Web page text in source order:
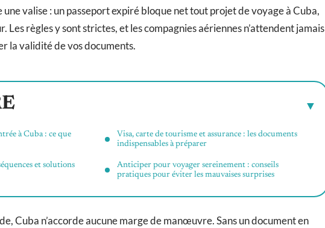
valise : un passeport expiré bloque net tout projet de voyage à Cuba,
Les règles y sont strictes, et les compagnies aériennes n’attendent jamais
la validité de vos documents.
à Cuba : ce que
et solutions
Visa, carte de tourisme et assurance : les documents
indispensables à préparer
Anticiper pour voyager sereinement : conseils
pratiques pour éviter les mauvaises surprises
Cuba n’accorde aucune marge de manœuvre. Sans un document en